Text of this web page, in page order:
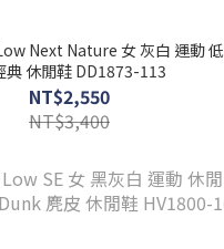
Next Nature 女 灰白 運動 低
典 休閒鞋 DD1873-113
NT$2,550
NT$3,400